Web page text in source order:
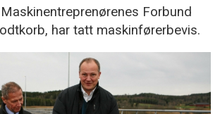
Forbund
har tatt maskinførerbevis.